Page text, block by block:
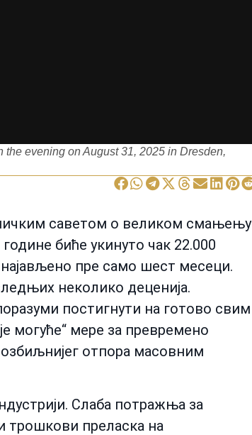
evening on August 31, 2025 in Dresden,
саветом о великом смањењу
биће укинуто чак 22.000
пре само шест месеци.
неколико деценија.
постигнути на готово свим
могуће“ мере за превремено
отпора масовним
Слаба потражња за
трошкови преласка на